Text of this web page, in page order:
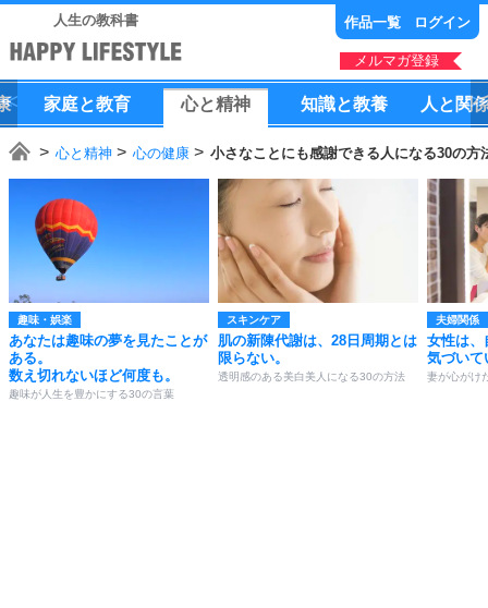
人生の教科書 作品一覧 ログイン
メルマガ登録
家庭と教育 心と精神 知識と教養 人 と 関
心と精神 心の健康 小さなことにも感謝できる人になる30の方
趣味・娯楽
あなたは趣味の夢を見たことが
ある。
数え切れないほど何度も。
趣味が人生を豊かにする30の言葉
スキンケア
肌の新陳代謝は、28日周期とは
限らない。
透明感のある美白美人になる30の方法
夫婦関係
女性は、
気づいて
妻が心がけ